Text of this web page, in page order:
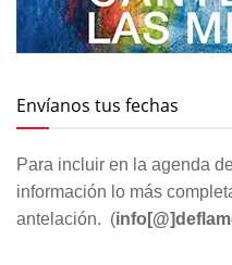
Envíanos tus fechas
Para incluir en la agenda
información lo más
antelación. (